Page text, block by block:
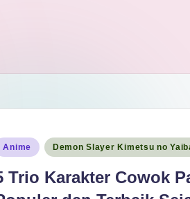
Anime Demon Slayer Kimetsu no
Trio Karakter Cowok